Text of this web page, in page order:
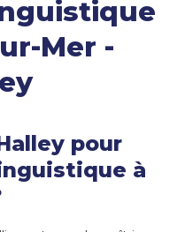
Mer -
pour
à